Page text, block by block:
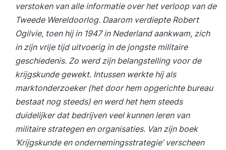
verstoken van alle informatie over het verloop van de
Tweede Wereldoorlog. Daarom verdiepte Robert
Ogilvie, toen hij in 1947 in Nederland aankwam, zich
in zijn vrije tijd uitvoerig in de jongste militaire
geschiedenis. Zo werd zijn belangstelling voor de
krijgskunde gewekt. Intussen werkte hij als
marktonderzoeker (het door hem opgerichte bureau
bestaat nog steeds) en werd het hem steeds
duidelijker dat bedrijven veel kunnen leren van
militaire strategen en organisaties. Van zijn boek
‘Krijgskunde en ondernemingsstrategie’ verscheen